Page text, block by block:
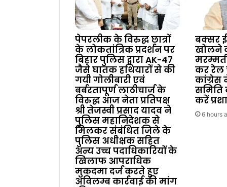
पेपरलीक के विरुद्ध छात्रों
के लोकतांत्रिक प्रदर्शन पर
बिहार पुलिस द्वारा AK-47
जैसे घातक हथियारों से की
गयी गोलीबारी एवं
बर्बरतापूर्ण लाठीचार्ज के
विरुद्ध आज नेता प्रतिपक्ष
श्री तेजस्वी प्रसाद यादव ने
पुलिस महानिदेशक से
मिलकर संबंधित जिले के
पुलिस अधीक्षक सहित
अन्य उच्च पदाधिकारियों के
खिलाफ आपराधिक
मुकदमा दर्ज करते हुए
अविलम्ब कार्रवाई की मांग
बक्सर
खोलने
कर रेल
कांग्रेस
समिति
करें
6 hours